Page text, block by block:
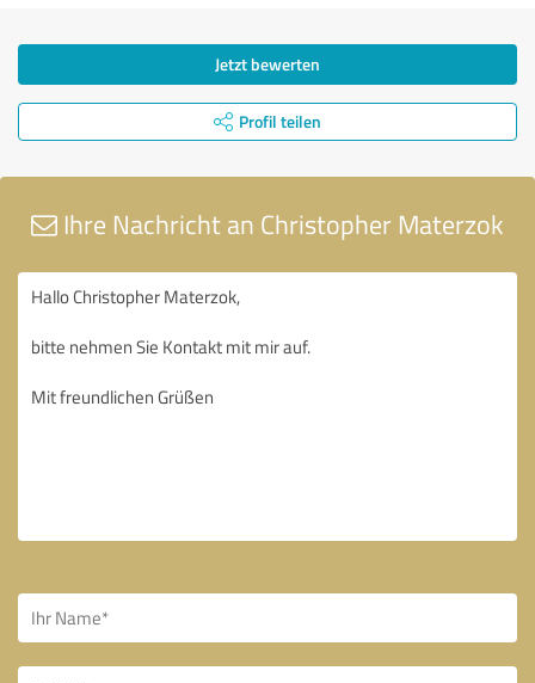
Jetzt bewerten
Profil teilen
Ihre Nachricht an Christopher Materzok